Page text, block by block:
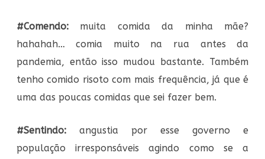
#Comendo:muita comida da minha mãe?
hahahah… comia muito na rua antes da
pandemia, então isso mudou bastante. Também
tenho comido risoto com mais frequência, já que é
uma das poucas comidas que sei fazer bem.
#Sentindo: angustia por esse governo e
população irresponsáveis agindo como se a